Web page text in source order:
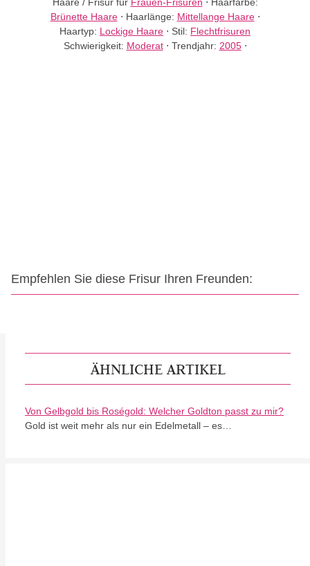
Brünette Haare⋅ Haarlänge: Mittellange Haare⋅
Haartyp: Lockige Haare ⋅ Stil: Flechtfrisuren
Schwierigkeit: Moderat⋅ Trendjahr: 2005⋅
Empfehlen Sie diese Frisur Ihren Freunden:
ÄHNLICHE ARTIKEL
Von Gelbgold bis Roségold: Welcher Goldton passt zu mir?
Gold ist weit mehr als nur ein Edelmetall – es…